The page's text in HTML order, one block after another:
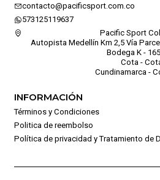
contacto@pacificsport.com.co
573125119637
Pacific Sport
Autopista Medellín Km 2,5 Vía
Bodega K -
Cota -
Cundinamarca -
INFORMACIÓN
Términos y Condiciones
Politica de reembolso
Política de privacidad y Tratamiento de